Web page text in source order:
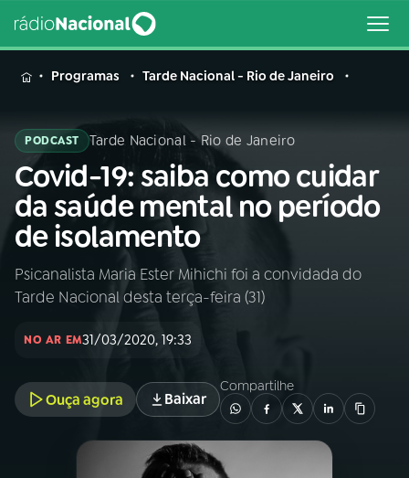
MENU
Buscar
na
Rádio
Nacional
Buscar
AO VIVO
INÍCIO
A RÁDIO
PROGRAMAÇÃO
Programas Tarde Nacional - Rio de Janeiro
PODCAST Tarde Nacional - Rio de Janeiro
Covid-19: saiba como cuidar
da saúde mental no período
de isolamento
Psicanalista Maria Ester Mihichi foi a convidada do
Tarde Nacional desta terça-feira (31)
NO AR EM31/03/2020, 19:33
Ouça agora Baixar
Compartilhe